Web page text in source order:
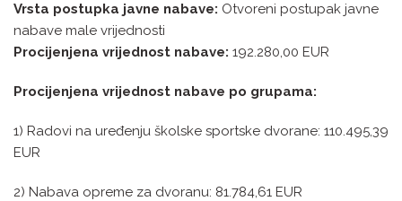
Vrsta postupka javne nabave: Otvoreni postupak javne
nabave male vrijednosti
Procijenjena vrijednost nabave: 192.280,00 EUR
Procijenjena vrijednost nabave po grupama:
1) Radovi na uređenju školske sportske dvorane: 110.495,39
EUR
2) Nabava opreme za dvoranu: 81.784,61 EUR